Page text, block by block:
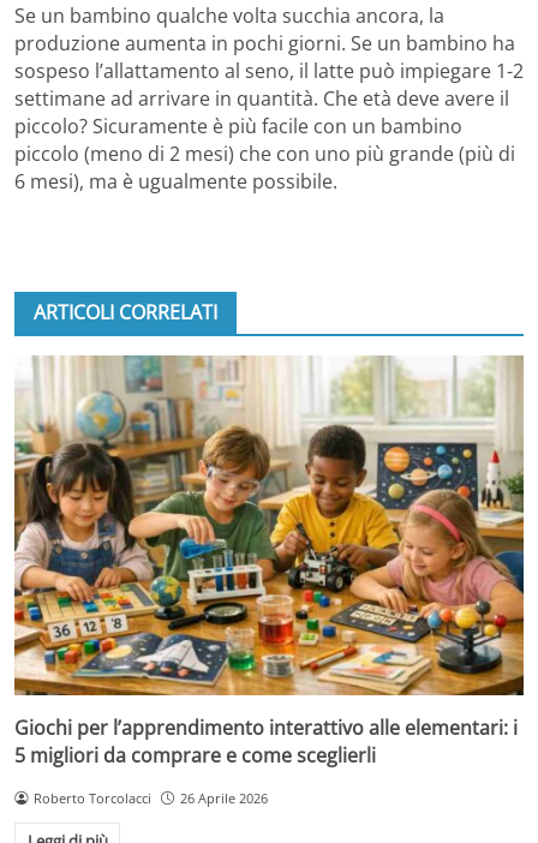
Se un bambino qualche volta succhia ancora, la
produzione aumenta in pochi giorni. Se un bambino ha
sospeso l’allattamento al seno, il latte può impiegare 1-2
settimane ad arrivare in quantità. Che età deve avere il
piccolo? Sicuramente è più facile con un bambino
piccolo (meno di 2 mesi) che con uno più grande (più di
6 mesi), ma è ugualmente possibile.
ARTICOLI CORRELATI
Giochi per l’apprendimento interattivo alle elementari: i
5 migliori da comprare e come sceglierli
Roberto Torcolacci 26 Aprile 2026